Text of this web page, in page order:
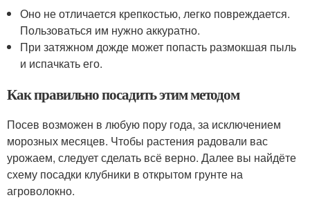
Оно не отличается крепкостью, легко повреждается.
Пользоваться им нужно аккуратно.
При затяжном дожде может попасть размокшая пыль
и испачкать его.
Как правильно посадить этим методом
Посев возможен в любую пору года, за исключением
морозных месяцев. Чтобы растения радовали вас
урожаем, следует сделать всё верно. Далее вы найдёте
схему посадки клубники в открытом грунте на
агроволокно.